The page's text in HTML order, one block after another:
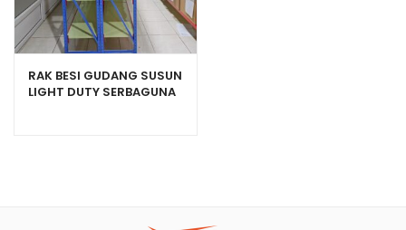
RAK BESI GUDANG SUSUN
LIGHT DUTY SERBAGUNA